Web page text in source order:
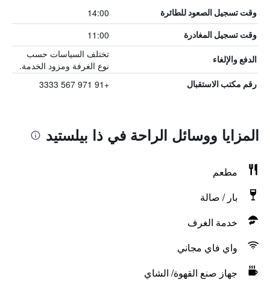
وقت تسجيل الصعود للطائرة 14:00
وقت تسجيل المغادرة 11:00
الدفع والإلغاء
تختلف السياسات حسب
نوع الغرفة ومزود الخدمة.
رقم مكتب الاستقبال +91 971 567 3333
المزايا ووسائل الراحة في ذا بيلستيد
مطعم
بار / صالة
خدمة الغرف
واي فاي مجاني
جهاز صنع القهوة/ الشاي